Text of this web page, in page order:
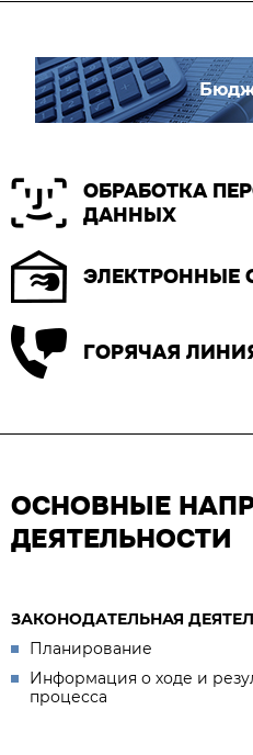
ОБРАБОТКА
ДАННЫХ
ЭЛЕКТРОННЫЕ
ГОРЯЧАЯ
ОСНОВНЫЕ
ДЕЯТЕЛЬНОСТИ
ЗАКОНОДАТЕЛЬНАЯ
Планирование
Информация о ходе и
процесса